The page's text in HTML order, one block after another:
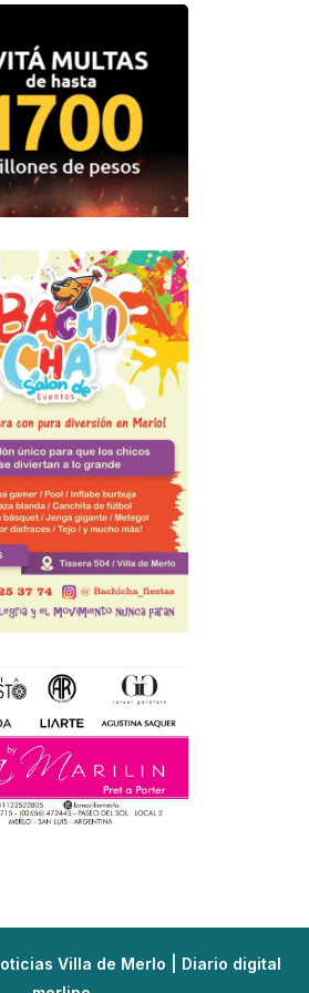
Villa de Merlo | Diario digital